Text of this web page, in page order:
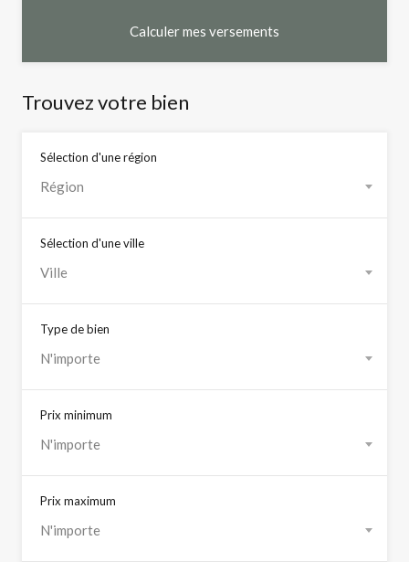
Trouvez votre bien
Sélection d'une région
Région
Sélection d'une ville
Ville
Type de bien
N'importe
Prix minimum
N'importe
Prix maximum
N'importe